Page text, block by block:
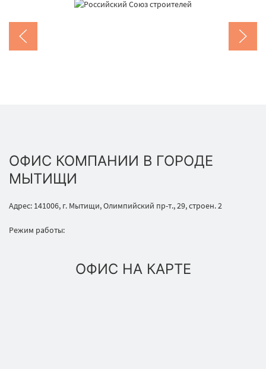
ОФИС КОМПАНИИ В ГОРОДЕ
МЫТИЩИ
Адрес: 141006, г. Мытищи, Олимпийский пр-т., 29, строен. 2
Режим работы:
ОФИС НА КАРТЕ